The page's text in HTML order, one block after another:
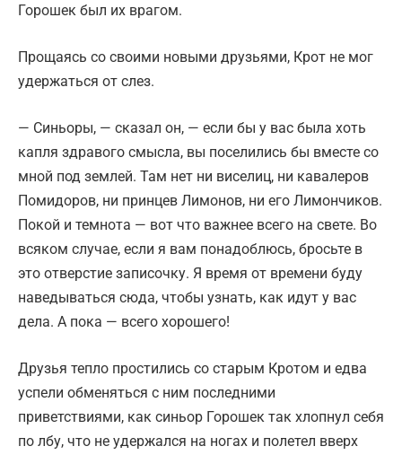
Горошек был их врагом.
Прощаясь со своими новыми друзьями, Крот не мог
удержаться от слез.
— Синьоры, — сказал он, — если бы у вас была хоть
капля здравого смысла, вы поселились бы вместе со
мной под землей. Там нет ни виселиц, ни кавалеров
Помидоров, ни принцев Лимонов, ни его Лимончиков.
Покой и темнота — вот что важнее всего на свете. Во
всяком случае, если я вам понадоблюсь, бросьте в
это отверстие записочку. Я время от времени буду
наведываться сюда, чтобы узнать, как идут у вас
дела. А пока — всего хорошего!
Друзья тепло простились со старым Кротом и едва
успели обменяться с ним последними
приветствиями, как синьор Горошек так хлопнул себя
по лбу, что не удержался на ногах и полетел вверх